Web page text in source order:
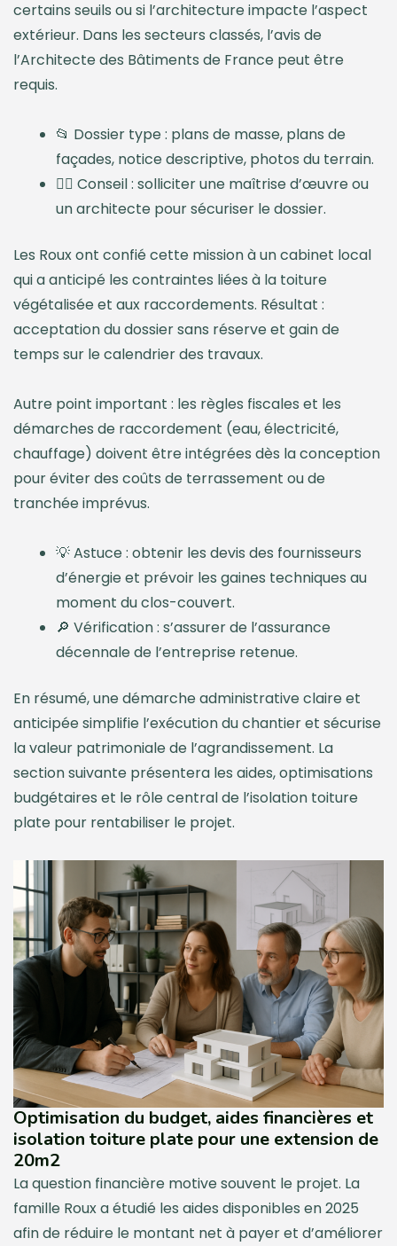
certains seuils ou si l’architecture impacte l’aspect
extérieur. Dans les secteurs classés, l’avis de
l’Architecte des Bâtiments de France peut être
requis.
📂 Dossier type : plans de masse, plans de
façades, notice descriptive, photos du terrain.
👷‍♂️ Conseil : solliciter une maîtrise d’œuvre ou
un architecte pour sécuriser le dossier.
Les Roux ont confié cette mission à un cabinet local
qui a anticipé les contraintes liées à la toiture
végétalisée et aux raccordements. Résultat :
acceptation du dossier sans réserve et gain de
temps sur le calendrier des travaux.
Autre point important : les règles fiscales et les
démarches de raccordement (eau, électricité,
chauffage) doivent être intégrées dès la conception
pour éviter des coûts de terrassement ou de
tranchée imprévus.
💡 Astuce : obtenir les devis des fournisseurs
d’énergie et prévoir les gaines techniques au
moment du clos-couvert.
🔎 Vérification : s’assurer de l’assurance
décennale de l’entreprise retenue.
En résumé, une démarche administrative claire et
anticipée simplifie l’exécution du chantier et sécurise
la valeur patrimoniale de l’agrandissement. La
section suivante présentera les aides, optimisations
budgétaires et le rôle central de l’isolation toiture
plate pour rentabiliser le projet.
Optimisation du budget, aides financières et
isolation toiture plate pour une extension de
20m2
La question financière motive souvent le projet. La
famille Roux a étudié les aides disponibles en 2025
afin de réduire le montant net à payer et d’améliorer